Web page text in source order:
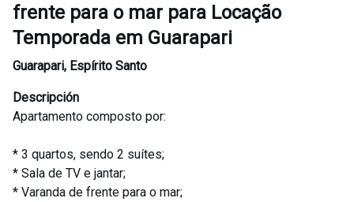
frente para o mar para Locação
Temporada em Guarapari
Guarapari, Espírito Santo
Descripción
Apartamento composto por:
* 3 quartos, sendo 2 suítes;
* Sala de TV e jantar;
* Varanda de frente para o mar;